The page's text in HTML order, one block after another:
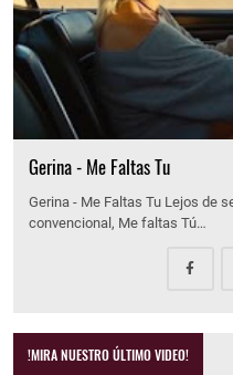
Gerina - Me Faltas Tu
Gerina - Me Faltas Tu Lejos de
convencional, Me faltas Tú…
!MIRA NUESTRO ÚLTIMO VIDEO!